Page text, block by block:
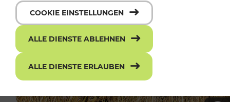
COOKIE EINSTELLUNGEN
ALLE DIENSTE ABLEHNEN
ALLE DIENSTE ERLAUBEN